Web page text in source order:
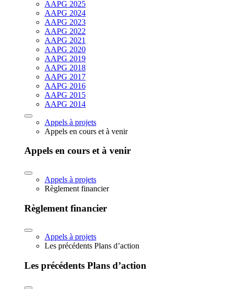
AAPG 2025
AAPG 2024
AAPG 2023
AAPG 2022
AAPG 2021
AAPG 2020
AAPG 2019
AAPG 2018
AAPG 2017
AAPG 2016
AAPG 2015
AAPG 2014
Appels à projets
Appels en cours et à venir
Appels en cours et à venir
Appels à projets
Règlement financier
Règlement financier
Appels à projets
Les précédents Plans d’action
Les précédents Plans d’action